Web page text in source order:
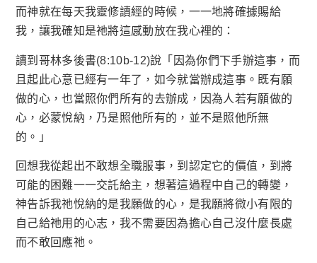
而神就在每天我靈修讀經的時候，一一地將確據賜給
我，讓我確知是祂將這感動放在我心裡的：
讀到哥林多後書(8:10b-12)說「因為你們下手辦這事，而
且起此心意已經有一年了，如今就當辦成這事。既有願
做的心，也當照你們所有的去辦成，因為人若有願做的
心，必蒙悅納，乃是照他所有的，並不是照他所無
的。」
回想我從起出不敢想全職服事，到認定它的價值，到將
可能的困難一一交託給主，想著這過程中自己的轉變，
神告訴我祂悅納的是我願做的心，是我願將微小有限的
自己給祂用的心志，我不需要因為擔心自己沒什麼長處
而不敢回應祂。